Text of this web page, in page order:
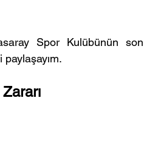
Spor Kulübünün son